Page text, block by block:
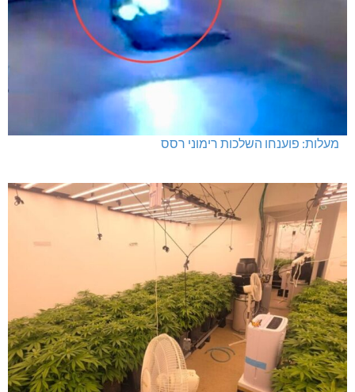
מעלות: פוענחו השלכות רימוני רסס